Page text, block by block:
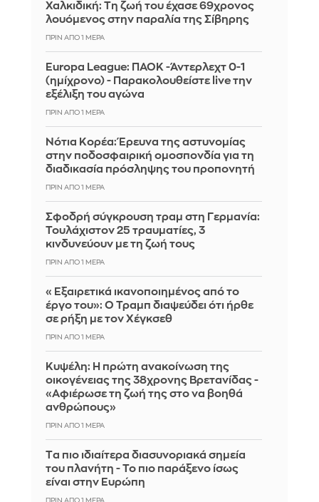
Χαλκιδική: Τη ζωή του έχασε 69χρονος
λουόμενος στην παραλία της Σίβηρης
ΠΡΙΝ ΑΠΌ 1 ΜΈΡΑ
Europa League: ΠΑΟΚ -Άντερλεχτ 0-1
(ημίχρονο) - Παρακολουθείστε live την
εξέλιξη του αγώνα
ΠΡΙΝ ΑΠΌ 1 ΜΈΡΑ
Νότια Κορέα: Έρευνα της αστυνομίας
στην ποδοσφαιρική ομοσπονδία για τη
διαδικασία πρόσληψης του προπονητή
ΠΡΙΝ ΑΠΌ 1 ΜΈΡΑ
Σφοδρή σύγκρουση τραμ στη Γερμανία:
Τουλάχιστον 25 τραυματίες, 3
κινδυνεύουν με τη ζωή τους
ΠΡΙΝ ΑΠΌ 1 ΜΈΡΑ
«Εξαιρετικά ικανοποιημένος από το
έργο του»: Ο Τραμπ διαψεύδει ότι ήρθε
σε ρήξη με τον Χέγκσεθ
ΠΡΙΝ ΑΠΌ 1 ΜΈΡΑ
Κυψέλη: Η πρώτη ανακοίνωση της
οικογένειας της 38χρονης Βρετανίδας -
«Αφιέρωσε τη ζωή της στο να βοηθά
ανθρώπους»
ΠΡΙΝ ΑΠΌ 1 ΜΈΡΑ
Tα πιο ιδιαίτερα διασυνοριακά σημεία
του πλανήτη - Το πιο παράξενο ίσως
είναι στην Ευρώπη